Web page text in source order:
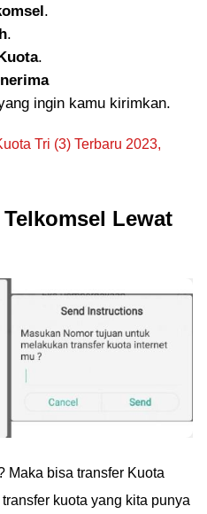
.
.
.
ingin kamu kirimkan.
Tri (3) Terbaru 2023,
Lewat
Maka bisa transfer Kuota
kuota yang kita punya